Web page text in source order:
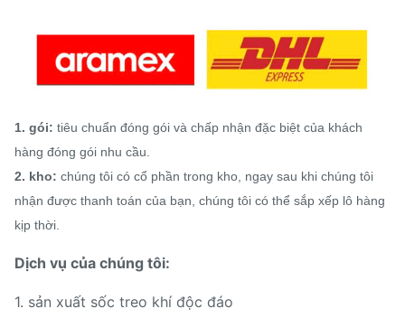
1. gói: tiêu chuẩn đóng gói và chấp nhận đặc biệt của khách
hàng đóng gói nhu cầu.
2. kho: chúng tôi có cổ phần trong kho, ngay sau khi chúng tôi
nhận được thanh toán của bạn, chúng tôi có thể sắp xếp lô hàng
kịp thời.
Dịch vụ của chúng tôi:
1. sản xuất sốc treo khí độc đáo